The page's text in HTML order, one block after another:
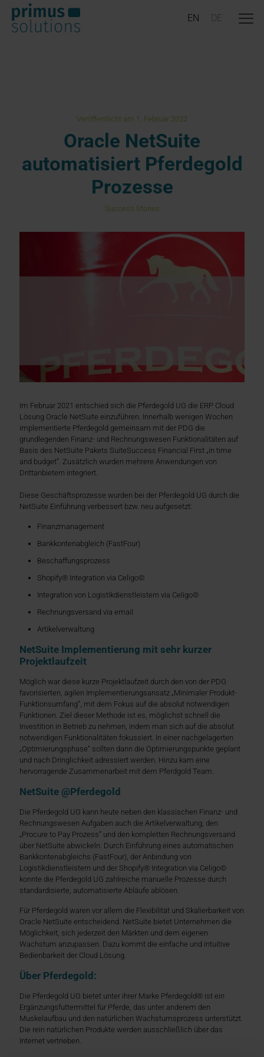
Veröffentlicht am 1. Februar 2022
Oracle NetSuite
automatisiert Pferdegold
Prozesse
Success Stories
Im Februar 2021 entschied sich die Pferdegold UG die ERP Cloud
Lösung Oracle NetSuite einzuführen. Innerhalb wenigen Wochen
implementierte Pferdegold gemeinsam mit der PDG die
grundlegenden Finanz- und Rechnungswesen Funktionalitäten auf
Basis des NetSuite Pakets SuiteSuccess Financial First „in time
and budget“. Zusätzlich wurden mehrere Anwendungen von
Drittanbietern integriert.
Diese Geschäftsprozesse wurden bei der Pferdegold UG durch die
NetSuite Einführung verbessert bzw. neu aufgesetzt:
Finanzmanagement
Bankkontenabgleich (FastFour)
Beschaffungsprozess
Shopify® Integration via Celigo©
Integration von Logistikdienstleistern via Celigo©
Rechnungsversand via email
Artikelverwaltung
NetSuite Implementierung mit sehr kurzer
Projektlaufzeit
Möglich war diese kurze Projektlaufzeit durch den von der PDG
favorisierten, agilen Implementierungsansatz „Minimaler Produkt-
Funktionsumfang“, mit dem Fokus auf die absolut notwendigen
Funktionen. Ziel dieser Methode ist es, möglichst schnell die
Investition in Betrieb zu nehmen, indem man sich auf die absolut
notwendigen Funktionalitäten fokussiert. In einer nachgelagerten
„Optimierungsphase“ sollten dann die Optimierungspunkte geplant
und nach Dringlichkeit adressiert werden. Hinzu kam eine
hervorragende Zusammenarbeit mit dem Pferdgold Team.
NetSuite @Pferdegold
Die Pferdegold UG kann heute neben den klassischen Finanz- und
Rechnungswesen Aufgaben auch die Artikelverwaltung, den
„Procure to Pay Prozess“ und den kompletten Rechnungsversand
über NetSuite abwickeln. Durch Einführung eines automatischen
Bankkontenabgleichs (FastFour), der Anbindung von
Logistikdienstleistern und der Shopify® Integration via Celigo©
konnte die Pferdegold UG zahlreiche manuelle Prozesse durch
standardisierte, automatisierte Abläufe ablösen.
Für Pferdegold waren vor allem die Flexibilität und Skalierbarkeit von
Oracle NetSuite entscheidend. NetSuite bietet Unternehmen die
Möglichkeit, sich jederzeit den Märkten und dem eigenen
Wachstum anzupassen. Dazu kommt die einfache und intuitive
Bedienbarkeit der Cloud Lösung.
Über Pferdegold:
Die Pferdegold UG bietet unter ihrer Marke Pferdegold® ist ein
Ergänzungsfuttermittel für Pferde, das unter anderem den
Muskelaufbau und den natürlichen Wachstumsprozess unterstützt.
Die rein natürlichen Produkte werden ausschließlich über das
Internet vertrieben.